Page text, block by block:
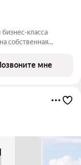
класса
собственная
стандартам
и
мне